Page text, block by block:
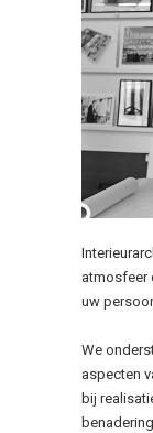
atmosfeer
uw
We
aspecten
bij